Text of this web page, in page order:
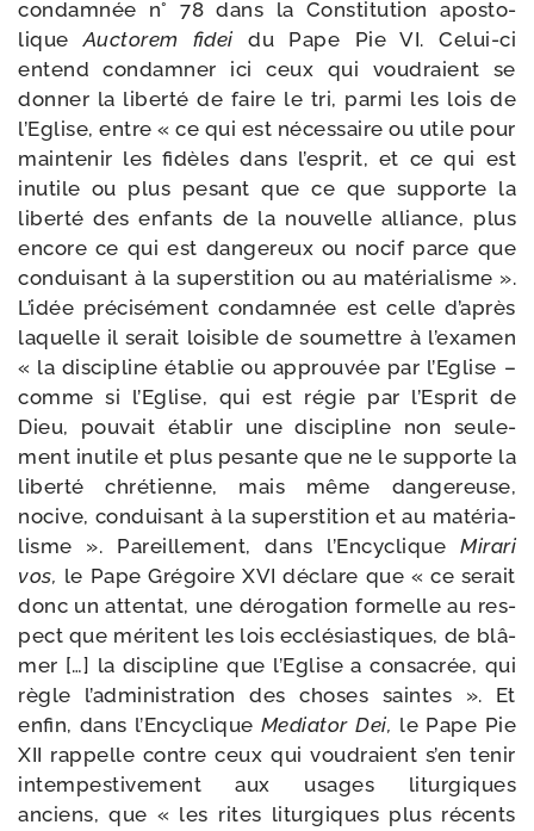
condam­née n° 78 dans la Constitution apos­to­
liqueAuctorem fidei du Pape Pie VI. Celui-​ci
entend condam­ner ici ceux qui vou­draient se
don­ner la liber­té de faire le tri, par­mi les lois de
l’Eglise, entre « ce qui est néces­saire ou utile pour
main­te­nir les fidèles dans l’esprit, et ce qui est
inutile ou plus pesant que ce que sup­porte la
liber­té des enfants de la nou­velle alliance, plus
encore ce qui est dan­ge­reux ou nocif parce que
condui­sant à la super­sti­tion ou au maté­ria­lisme ».
L’idée pré­ci­sé­ment condam­née est celle d’après
laquelle il serait loi­sible de sou­mettre à l’examen
« la dis­ci­pline éta­blie ou approu­vée par l’Eglise –
comme si l’Eglise, qui est régie par l’Esprit de
Dieu, pou­vait éta­blir une dis­ci­pline non seule­
ment inutile et plus pesante que ne le sup­porte la
liber­té chré­tienne, mais même dan­ge­reuse,
nocive, condui­sant à la super­sti­tion et au maté­ria­
lisme ». Pareillement, dans l’Encyclique Mirari
vos, le Pape Grégoire XVI déclare que « ce serait
donc un atten­tat, une déro­ga­tion for­melle au res­
pect que méritent les lois ecclé­sias­tiques, de blâ­
mer […] la dis­ci­pline que l’Eglise a consa­crée, qui
règle l’administration des choses saintes ». Et
enfin, dans l’Encyclique Mediator Dei, le Pape Pie
XII rap­pelle contre ceux qui vou­draient s’en tenir
intem­pes­ti­ve­ment aux usages litur­giques
anciens, que « les rites litur­giques plus récents